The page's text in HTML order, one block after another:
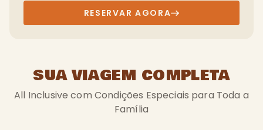
RESERVAR AGORA
SUA VIAGEM COMPLETA
All Inclusive com Condições Especiais para Toda a
Família